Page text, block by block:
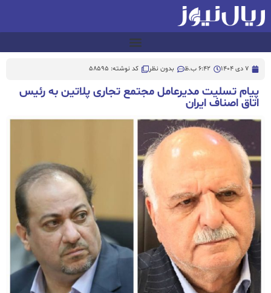
7 دی 1404 6:42 ب.ظ بدون نظر کد نوشته: 58595
پیام تسلیت مدیرعامل مجتمع تجاری پلاتین به رئیس
اتاق اصناف ایران